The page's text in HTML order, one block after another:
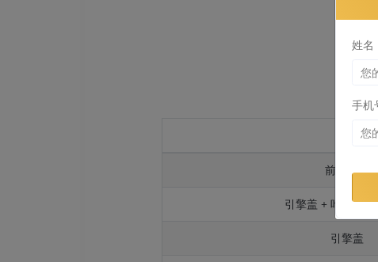
前保险杠
引擎盖 + 叶子板 +
引擎盖
姓名
手机